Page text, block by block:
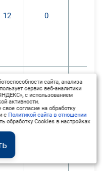
12 0
12 0
сайта, анализа
сервис веб-аналитики
с использованием
активности.
согласие на обработку
с Политикой сайта в отношении
обработку Cookies в настройках